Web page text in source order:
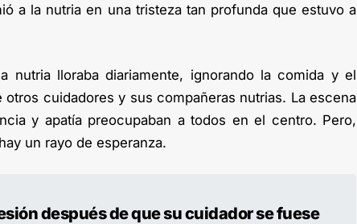
a la nutria en una tristeza tan profunda que estuvo a
nutria lloraba diariamente, ignorando la comida y el
cuidadores y sus compañeras nutrias. La escena
y apatía preocupaban a todos en el centro. Pero,
un rayo de esperanza.
después de que su cuidador se fuese